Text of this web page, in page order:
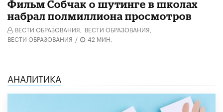
Фильм Собчак о шутинге в школах
набрал полмиллиона просмотров
ВЕСТИ ОБРАЗОВАНИЯ, ВЕСТИ ОБРАЗОВАНИЯ,
ВЕСТИ ОБРАЗОВАНИЯ / 42 МИН.
АНАЛИТИКА